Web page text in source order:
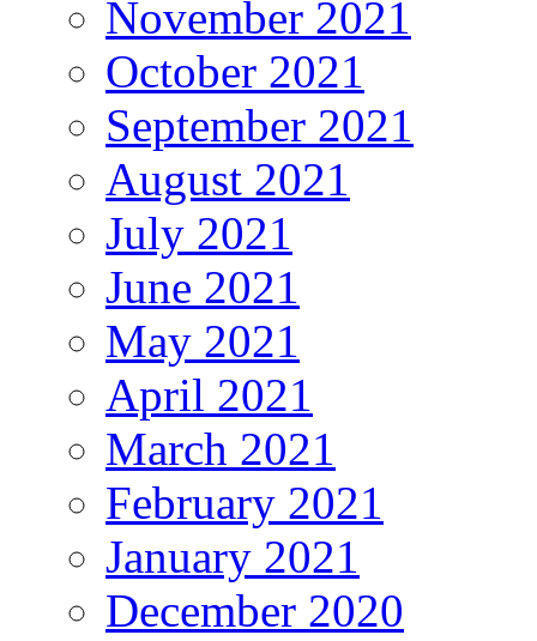
November 2021
October 2021
September 2021
August 2021
July 2021
June 2021
May 2021
April 2021
March 2021
February 2021
January 2021
December 2020